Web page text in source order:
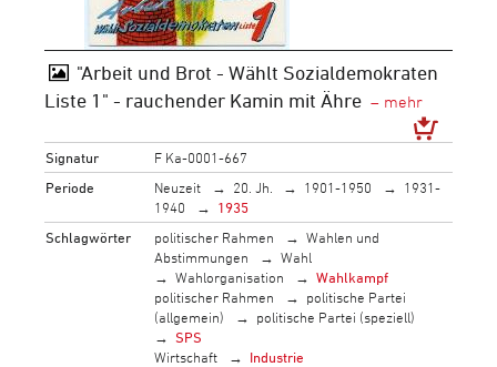
"Arbeit und Brot - Wählt Sozialdemokraten
Liste 1" - rauchender Kamin mit Ähre
Signatur
F Ka-0001-667
Periode
Neuzeit 20. Jh. 1901-1950
1931-
1940
1935
Schlagwörter
politischer Rahmen
Wahlen und
Abstimmungen
Wahl
Wahlorganisation
Wahlkampf
politischer Rahmen
politische Partei
(allgemein)
politische Partei (speziell)
SPS
Wirtschaft
Industrie